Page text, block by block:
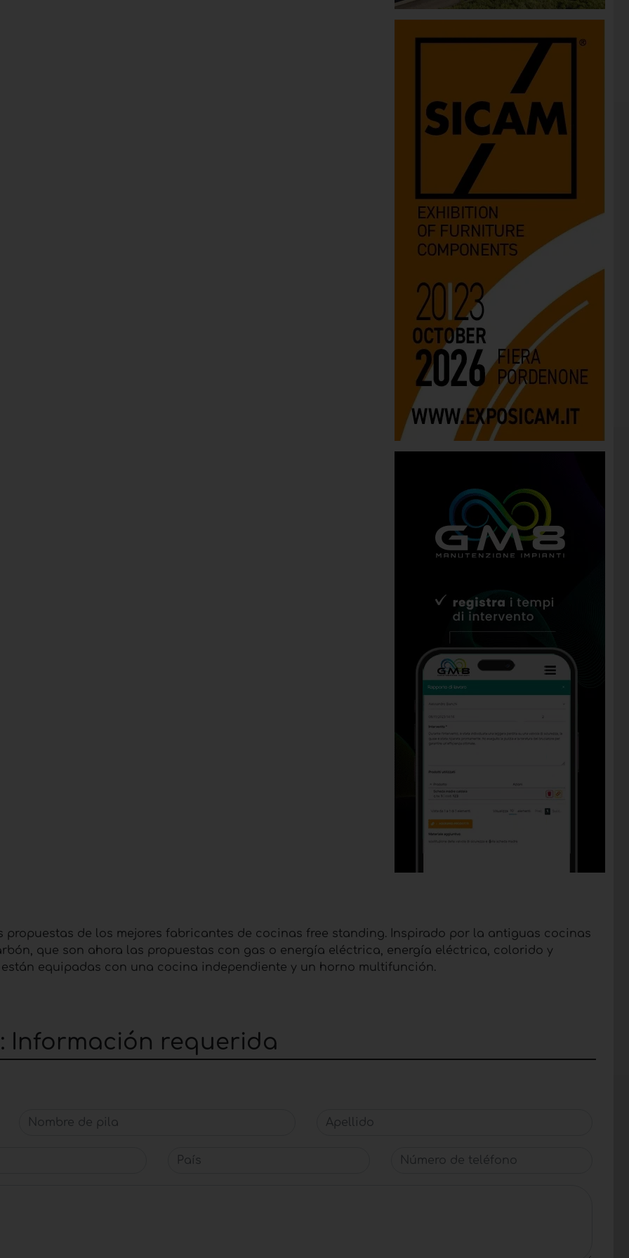
de los mejores fabricantes de cocinas free standing. Inspirado por la antiguas cocinas
que son ahora las propuestas con gas o energía eléctrica, energía eléctrica, colorido y
equipadas con una cocina independiente y un horno multifunción.
Información requerida
Nombre de pila Apellido
País Número de teléfono